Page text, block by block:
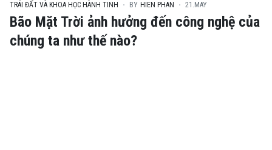
TRÁI ĐẤT VÀ KHOA HỌC HÀNH TINH BY HIEN PHAN 21.MAY
Bão Mặt Trời ảnh hưởng đến công nghệ của
chúng ta như thế nào?